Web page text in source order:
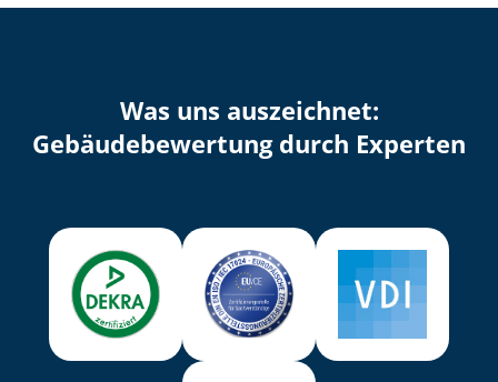
Was uns auszeichnet:
Ge­bäu­de­be­wer­tung durch Experten